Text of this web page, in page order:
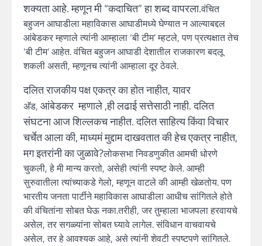
शक्यता आहे. म्हणून मी “कदाचित” हा शब्द वापरला.वंचित
बहुजन आघाडीला महाविकास आघाडीमध्ये घेण्यात न आल्याबद्दल
आंबेडकर म्हणाले त्यांनी आम्हाला ‘बी टीम’ म्हटले, पण प्रत्यक्षात तेच
‘बी टीम’ आहेत. वंचित बहुजन आघाडी देशातील राजकारण बदलू
शकली असती, म्हणूनच त्यांनी आम्हाला दूर ठेवले.
दलित राजकीय पक्ष एकत्र का होत नाहीत, यावर
अ‍ॅड, आंबेडकर म्हणाले ,ही लढाई सत्तेसाठी नाही. दलित
संघटना आज शिल्लकच नाहीत. दलित साहित्य किंवा विचार
चर्चेत आला की, माध्यमं मुद्दाम दाखवतात की हेच एकत्र नाहीत,
मग इतरांनी का जुळावे?लोकसभा निवडणुकीत आमची धोरणे
चुकली, हे मी मान्य करतो, असेही त्यांनी स्पष्ट केले. आम्ही
सुरुवातीला त्यांच्याकडे गेलो, म्हणून वाटले की आम्ही खेळतोय. पण
भारतीय जनता पार्टीने महाविकास आघाडीला आधीच सांगितले होते
की वंचितांना सोबत घेऊ नका.तरीही, जर तुम्हाला भाजपला हरवायचे
असेल, तर सगळ्यांना सोबत घ्यावे लागेल. संविधान वाचवायचे
असेल, तर हे आवश्यक आहे, असे त्यांनी शेवटी स्पष्टपणे सांगितले.